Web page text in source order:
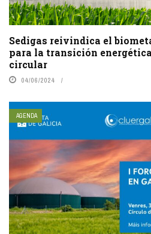
Sedigas reivindica el
para la transición
circular
04/06/2024
AGENDA